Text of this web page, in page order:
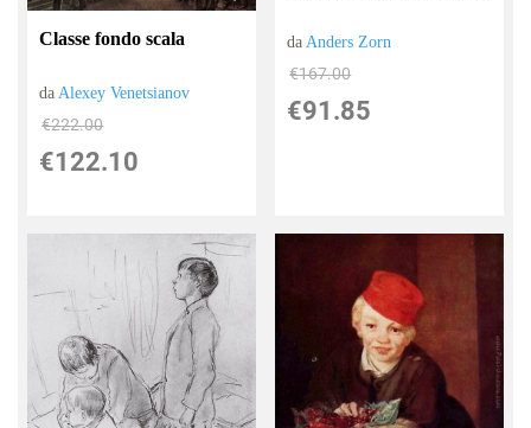
Classe fondo scala
da Alexey Venetsianov
€222.00
€122.10
daAnders Zorn
€167.00
€91.85